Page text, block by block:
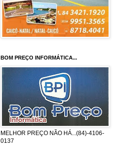
BOM PREÇO INFORMÁTICA...
MELHOR PREÇO NÃO HÁ...(84)-4106-
0137